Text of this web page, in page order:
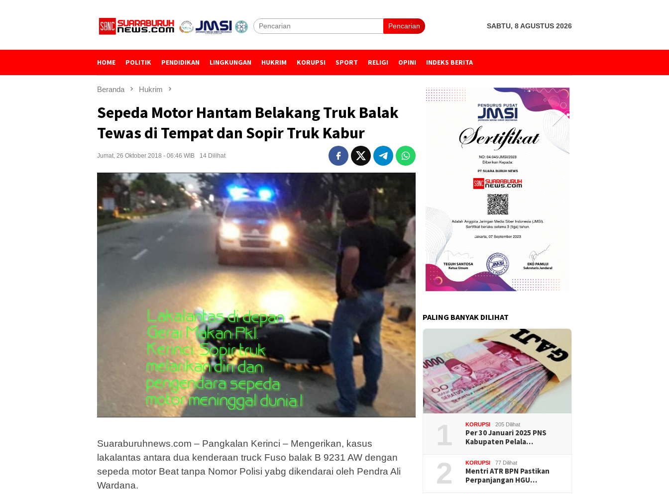
Pencarian SABTU, 8 AGUSTUS 2026
HOME POLITIK PENDIDIKAN LINGKUNGAN HUKRIM KORUPSI SPORT RELIGI OPINI INDEKS BERITA
Beranda Hukrim
Sepeda Motor Hantam Belakang Truk Balak
Tewas di Tempat dan Sopir Truk Kabur
Jumat, 26 Oktober 2018 - 06:46 WIB 14 Dilihat
Suaraburuhnews.com – Pangkalan Kerinci – Mengerikan, kasus
lakalantas antara dua kenderaan truck Fuso balak B 9231 AW dengan
sepeda motor Beat tanpa Nomor Polisi yabg dikendarai oleh Pendra Ali
Wardana.
PALING BANYAK DILIHAT
1 KORUPSI 205 Dilihat
Per 30 Januari 2025 PNS
Kabupaten Pelala…
2 KORUPSI 77 Dilihat
Mentri ATR BPN Pastikan
Perpanjangan HGU…